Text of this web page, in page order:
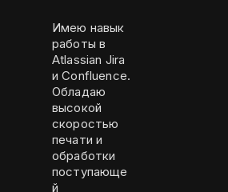
Имею навык
работы в
Atlassian Jira
и Confluence.
Обладаю
высокой
скоростью
печати и
обработки
поступающе
й